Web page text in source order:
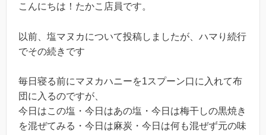
こんにちは！たかこ店員です。
以前、塩マヌカについて投稿しましたが、ハマり続行
でその続きです
毎日寝る前にマヌカハニーを1スプーン口に入れて布
団に入るのですが、
今日はこの塩・今日はあの塩・今日は梅干しの黒焼き
を混ぜてみる・今日は麻炭・今日は何も混ぜず元の味